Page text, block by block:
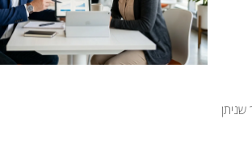
שדורש תוכנית. ציון 1–7 = סיכון נמוך שניתן